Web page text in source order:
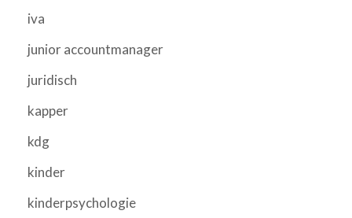
iva
junior accountmanager
juridisch
kapper
kdg
kinder
kinderpsychologie